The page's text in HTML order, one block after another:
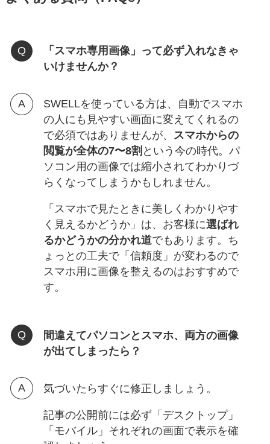
「スマホ専用画像」って必ず入れなきゃ
いけませんか？
SWELLを使っている方は、自動でスマホ
の人にも見やすい画面に変えてくれるの
で必須ではありませんが、 スマホからの
閲覧が全体の7〜8割 という今の時代。パ
ソコン用の画像では縮小されてわかりづ
らくなってしまうかもしれません。
「スマホで見たときに美しくわかりやす
く見えるかどうか」は、お客様に選ばれ
るかどうかの分かれ道でもあります。ち
ょっとの工夫で「信頼度」が変わるので
スマホ用に画像を整えるのはおすすめで
す。
間違えてパソコンとスマホ、両方の画像
が出てしまったら？
気づいたらすぐに修正しましょう。
記事の公開前には必ず「デスクトップ」
「モバイル」それぞれの画面で表示を確